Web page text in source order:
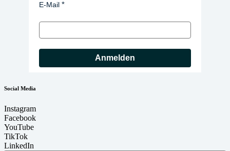
E-Mail
Anmelden
Social Media
Instagram
Facebook
YouTube
TikTok
LinkedIn